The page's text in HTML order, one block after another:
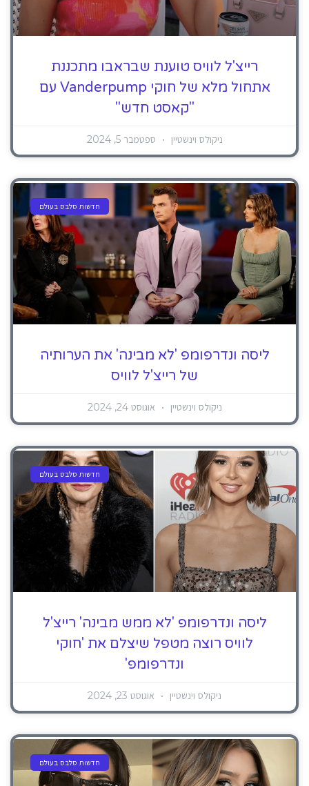
רייצ'ל לוויס טוענת שבראבו מתכננת
אתחול מלא של חוקי Vanderpump עם
"קאסט חדש"
ניקולס וינשטיין ספטמבר 5, 2024
חדשות סלבס בעולם
ליסה ונדרפומפ 'לא מבינה' את הערותיה
של רייצ'ל לוויס
ניקולס וינשטיין אוגוסט 24, 2024
חדשות סלבס בעולם
ליסה ונדרפומפ 'לא ממש מבינה' רייצ'ל
לוויס רוצה מטפל שיצלם את 'חוקי
ונדרפומפ'
ניקולס וינשטיין אוגוסט 23, 2024
חדשות סלבס בעולם